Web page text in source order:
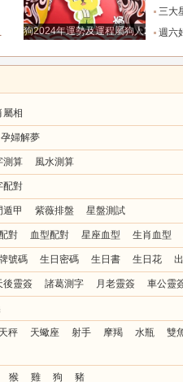
狗2024年運勢及運程屬狗人2024運
三大星座接喜啦
週六好運攻略
屬相
孕婦解夢
測算 風水測算
配對
遁甲 紫薇排盤 星盤測試
對 血型配對 星座血型 生肖血型
號碼 生日密碼 生日書 生日花
後靈簽 諸葛測字 月老靈簽 車公靈
天秤 天蠍座 射手 摩羯 水瓶 雙
猴 雞 狗 豬